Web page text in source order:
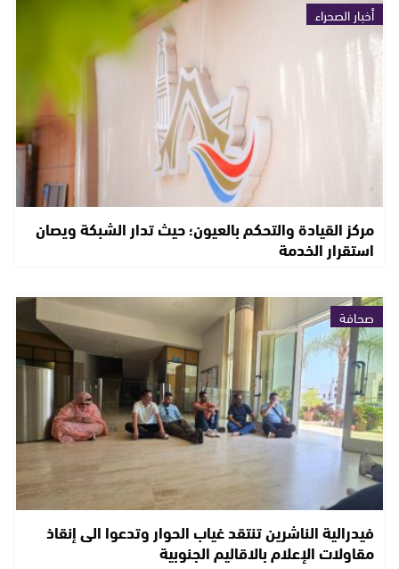
أخبار الصحراء
مركز القيادة والتحكم بالعيون؛ حيث تدار الشبكة ويصان
استقرار الخدمة
صحافة
فيدرالية الناشرين تنتقد غياب الحوار وتدعوا الى إنقاذ
مقاولات الإعلام بالاقاليم الجنوبية